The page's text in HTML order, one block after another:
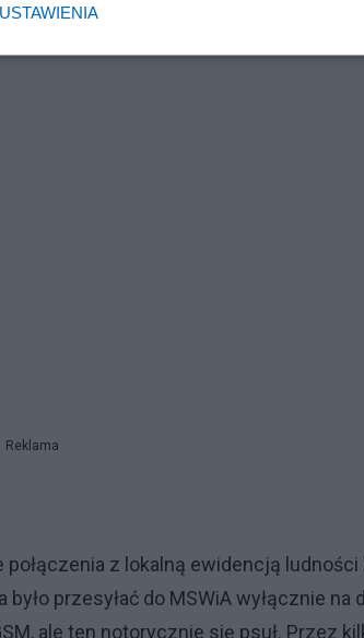
Reklama
z lokalną ewidencją ludności
przesyłać do MSWiA wyłącznie na
ale ten notorycznie się psuł. Przez
USTAWIENIA